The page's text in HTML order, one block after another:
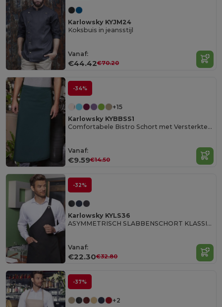
Karlowsky KYJM24
Koksbuis in jeansstijl
Vanaf:
€44.42€70.20
-34%
+15
Karlowsky KYBBSS1
Comfortabele Bistro Schort met Versterkte Band
Vanaf:
€9.59€14.50
-32%
Karlowsky KYLS36
ASYMMETRISCH SLABBENSCHORT KLASSIEK MET ZAK
Vanaf:
€22.30€32.80
-37%
+2